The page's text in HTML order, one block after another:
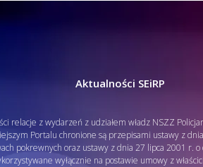
Aktualności SEiRP
relacje z wydarzeń z udziałem władz NSZZ
Portalu chronione są przepisami ustawy z
pokrewnych oraz ustawy z dnia 27 lipca 2001 r. o
wyłącznie na postawie umowy z